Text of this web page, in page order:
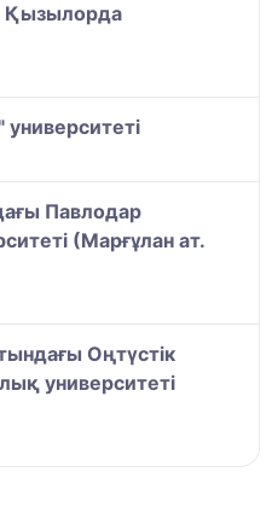
Қызылорда
Павлодар
(Марғұлан ат.
Оңтүстік
университеті